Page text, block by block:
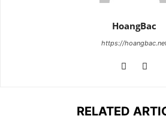
HoangBac
https://
RELATED